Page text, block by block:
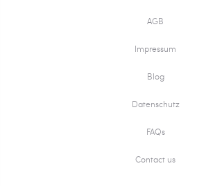
AGB
Impressum
Blog
Datenschutz
FAQs
Contact us